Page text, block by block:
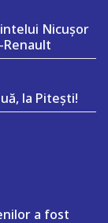
Nicușor
Renault
la Pitești!
a fost